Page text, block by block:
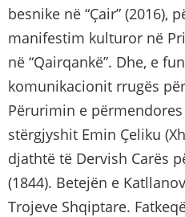
besnike në “Ҫair” (2016),
manifestim kulturor në
në “Qairqankë”. Dhe, e
komunikacionit rrugës
Përurimin e
stërgjyshit Emin Ҫeliku
djathtë të Dervish Carës
(1844). Betejën e
Trojeve Shqiptare.